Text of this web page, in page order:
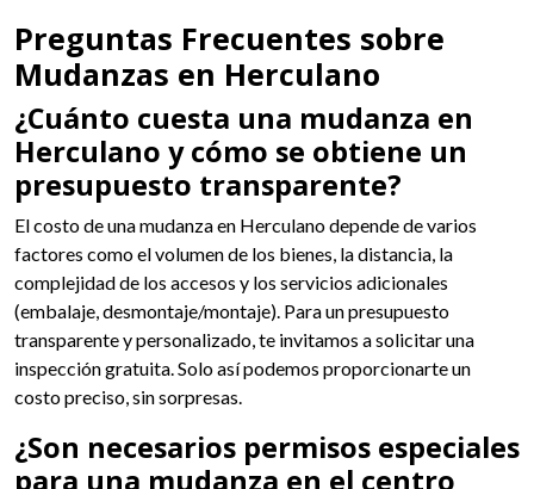
Preguntas Frecuentes sobre
Mudanzas en Herculano
¿Cuánto cuesta una mudanza en
Herculano y cómo se obtiene un
presupuesto transparente?
El costo de una mudanza en Herculano depende de varios
factores como el volumen de los bienes, la distancia, la
complejidad de los accesos y los servicios adicionales
(embalaje, desmontaje/montaje). Para un presupuesto
transparente y personalizado, te invitamos a solicitar una
inspección gratuita. Solo así podemos proporcionarte un
costo preciso, sin sorpresas.
¿Son necesarios permisos especiales
para una mudanza en el centro